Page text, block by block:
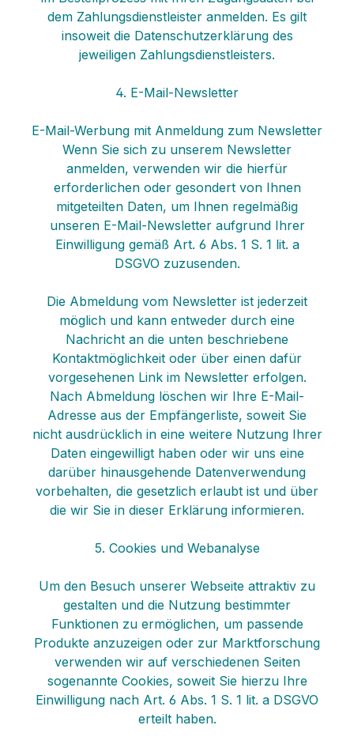
dem Zahlungsdienstleister anmelden. Es gilt
insoweit die Datenschutzerklärung des
jeweiligen Zahlungsdienstleisters.
4. E-Mail-Newsletter
E-Mail-Werbung mit Anmeldung zum Newsletter
Wenn Sie sich zu unserem Newsletter
anmelden, verwenden wir die hierfür
erforderlichen oder gesondert von Ihnen
mitgeteilten Daten, um Ihnen regelmäßig
unseren E-Mail-Newsletter aufgrund Ihrer
Einwilligung gemäß Art. 6 Abs. 1 S. 1 lit. a
DSGVO zuzusenden.
Die Abmeldung vom Newsletter ist jederzeit
möglich und kann entweder durch eine
Nachricht an die unten beschriebene
Kontaktmöglichkeit oder über einen dafür
vorgesehenen Link im Newsletter erfolgen.
Nach Abmeldung löschen wir Ihre E-Mail-
Adresse aus der Empfängerliste, soweit Sie
nicht ausdrücklich in eine weitere Nutzung Ihrer
Daten eingewilligt haben oder wir uns eine
darüber hinausgehende Datenverwendung
vorbehalten, die gesetzlich erlaubt ist und über
die wir Sie in dieser Erklärung informieren.
5. Cookies und Webanalyse
Um den Besuch unserer Webseite attraktiv zu
gestalten und die Nutzung bestimmter
Funktionen zu ermöglichen, um passende
Produkte anzuzeigen oder zur Marktforschung
verwenden wir auf verschiedenen Seiten
sogenannte Cookies, soweit Sie hierzu Ihre
Einwilligung nach Art. 6 Abs. 1 S. 1 lit. a DSGVO
erteilt haben.